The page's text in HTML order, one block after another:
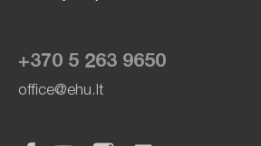
+370 5 263 9650
office@ehu.lt